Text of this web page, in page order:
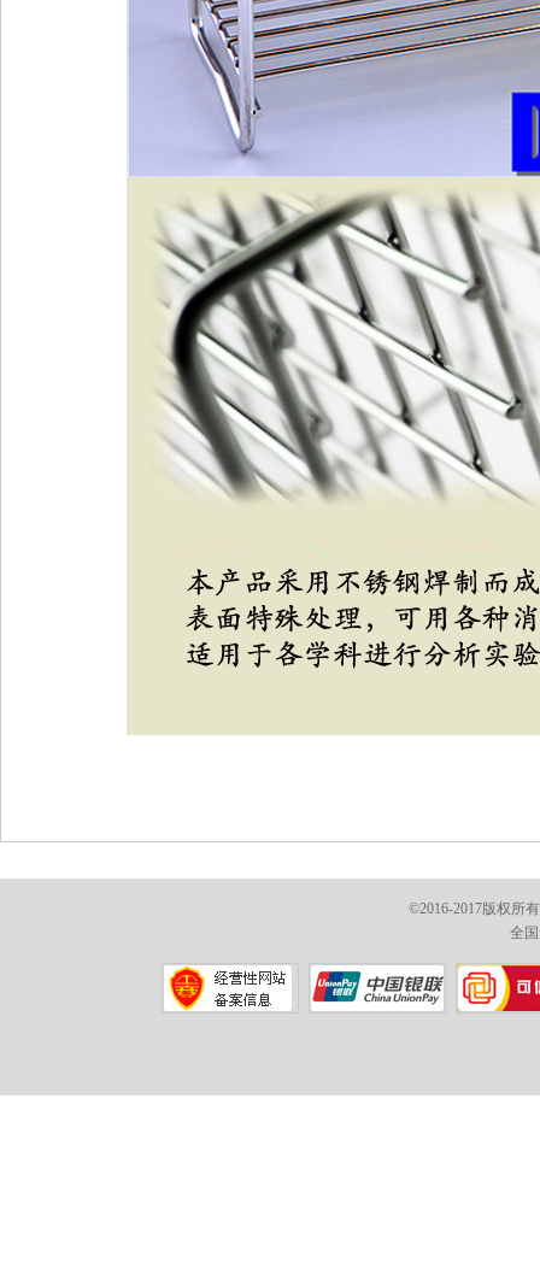
©2016-2017版权所
全